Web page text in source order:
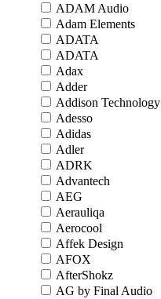
ADAM Audio
Adam Elements
ADATA
ADATA
Adax
Adder
Addison Technology
Adesso
Adidas
Adler
ADRK
Advantech
AEG
Aerauliqa
Aerocool
Affek Design
AFOX
AfterShokz
AG by Final Audio